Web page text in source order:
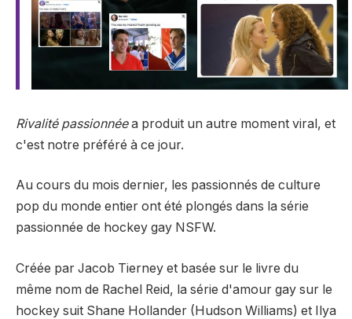
Rivalité passionnéea produit un autre moment viral, et
c'est notre préféré à ce jour.
Au cours du mois dernier, les passionnés de culture
pop du monde entier ont été plongés dans la série
passionnée de hockey gay NSFW.
Créée par Jacob Tierney et basée sur le livre du
même nom de Rachel Reid, la série d'amour gay sur le
hockey suit Shane Hollander (Hudson Williams) et Ilya